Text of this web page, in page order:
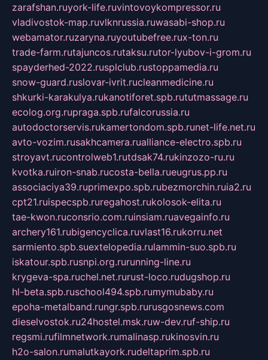
zarafshan.ruyork-life.ruvintovoykompressor.ru
vladivostok-map.ruvlknrussia.ruwasabi-shop.ru
webamator.ruzaryna.ruyoutubefree.rux-ton.ru
trade-farm.rutajuncos.rutaksu.rutor-lyubov-i-grom.ru
spayderhed-2022.rusplclub.rustoppamedia.ru
snow-guard.ruslovar-ivrit.rucleanmedicine.ru
shkurki-karakulya.rukanotiforet.spb.rututmassage.ru
ecolog.org.rupraga.spb.rufalcorussia.ru
autodoctorservis.rukamertondom.spb.runet-life.net.ru
avto-vozim.rusakhcamera.rualliance-electro.spb.ru
stroyavt.rucontrolweb1.rutdsak74.rukinzozo-ru.ru
kvotka.ruiron-snab.rucosta-bella.rueugrus.pp.ru
associaciya39.ruprimexpo.spb.rubezmorchin.ruia2.ru
cpt21.ruispecspb.ruregahost.rukolosok-elita.ru
tae-kwon.ruconsrio.com.ruinsiam.ruavegainfo.ru
archery161.rubigencyclica.ruvlast16.rukorru.net
sarmiento.spb.suextelopedia.rulammin-suo.spb.ru
iskatour.spb.rusnpi.org.rurunning-line.ru
krygeva-spa.ruchel.net.rurust-loco.rudugshop.ru
hl-beta.spb.ruschool494.spb.rumymubaby.ru
epoha-metalband.rungr.spb.rurusgosnews.com
dieselvostok.ru24hostel.msk.ruw-dev.ruf-ship.ru
regsmi.rufilmnetwork.rumalinasp.rukinosvin.ru
h2o-salon.rumalutkayork.rudeltaprim.spb.ru